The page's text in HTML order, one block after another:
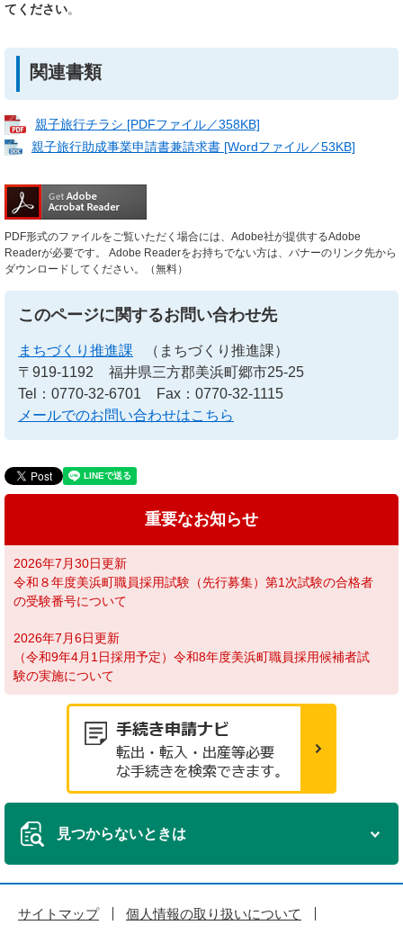
てください。
関連書類
親子旅行チラシ [PDFファイル／358KB]
親子旅行助成事業申請書兼請求書 [Wordファイル／53KB]
PDF形式のファイルをご覧いただく場合には、Adobe社が提供するAdobe
Readerが必要です。
Adobe Readerをお持ちでない方は、バナーのリンク先から
ダウンロードしてください。（無料）
このページに関するお問い合わせ先
まちづくり推進課
（まちづくり推進課）
〒919-1192
福井県三方郡美浜町郷市25-25
Tel：0770-32-6701
Fax：0770-32-1115
メールでのお問い合わせはこちら
重要なお知らせ
2026年7月30日更新
令和８年度美浜町職員採用試験（先行募集）第1次試験の合格者
の受験番号について
2026年7月6日更新
（令和9年4月1日採用予定）令和8年度美浜町職員採用候補者試
験の実施について
見つからないときは
サイトマップ
個人情報の取り扱いについて